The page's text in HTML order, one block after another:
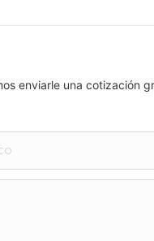
enviarle una cotización